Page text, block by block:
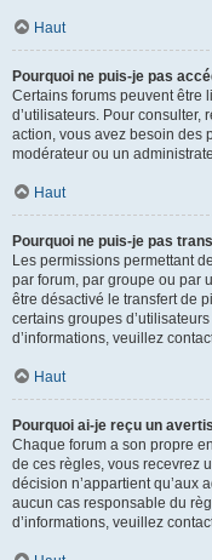
Haut
Pourquoi ne puis-je pas
Certains forums peuvent être
d’utilisateurs. Pour consulter,
action, vous avez besoin des
modérateur ou un
Haut
Pourquoi ne puis-je pas
Les permissions permettant
par forum, par groupe ou par
être désactivé le transfert de
certains groupes
d’informations, veuillez
Haut
Pourquoi ai-je reçu un
Chaque forum a son propre
de ces règles, vous recevrez
décision n’appartient qu’aux
aucun cas responsable du
d’informations, veuillez